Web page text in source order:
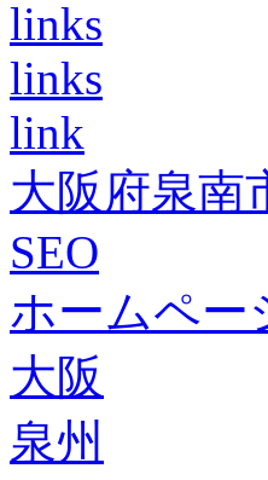
links
links
link
大阪府泉南
SEO
ホームペー
大阪
泉州